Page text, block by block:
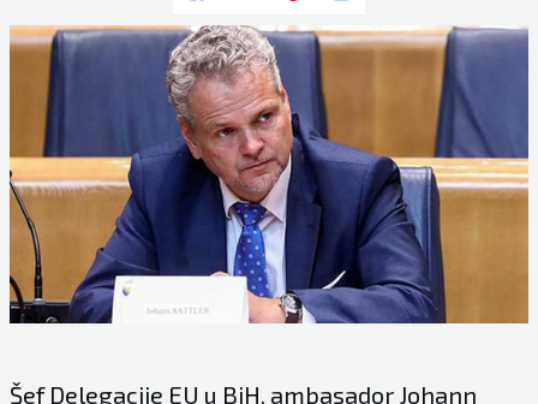
Šef Delegacije EU u BiH, ambasador Johann